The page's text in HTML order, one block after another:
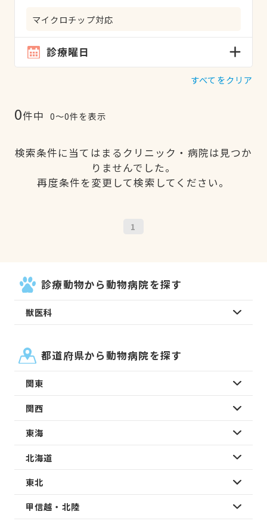
マイクロチップ対応
診療曜日
すべてをクリア
0件中 0〜0件を表示
検索条件に当てはまるクリニック・病院は見つか
りませんでした。
再度条件を変更して検索してください。
1
診療動物から動物病院を探す
獣医科
都道府県から動物病院を探す
関東
関西
東海
北海道
東北
甲信越・北陸